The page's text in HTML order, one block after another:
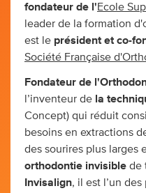
fondateur de l'Ecole
leader de la formation
est le président et co-
Société Française
Fondateur de
l’inventeur de la
Concept) qui réduit
besoins en extractions
des sourires plus larges
orthodontie invisible de
Invisalign, il est l’un